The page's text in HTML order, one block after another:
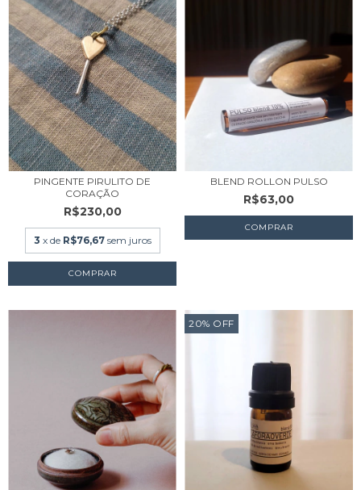
PINGENTE PIRULITO DE
CORAÇÃO
R$230,00
3 x de R$76,67 sem juros
BLEND ROLLON PULSO
R$63,00
20% OFF